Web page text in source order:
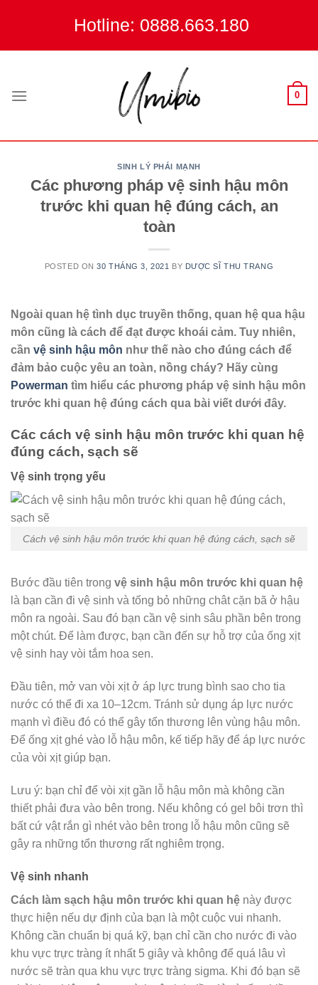
Hotline: 0888.663.180
0
SINH LÝ PHÁI MẠNH
Các phương pháp vệ sinh hậu môn
trước khi quan hệ đúng cách, an
toàn
POSTED ON30 THÁNG 3, 2021 BY DƯỢC SĨ THU TRANG
Ngoài quan hệ tình dục truyền thống, quan hệ qua hậu
môn cũng là cách để đạt được khoái cảm. Tuy nhiên,
cần vệ sinh hậu môn như thế nào cho đúng cách để
đảm bảo cuộc yêu an toàn, nồng cháy? Hãy cùng
Powerman tìm hiểu các phương pháp vệ sinh hậu môn
trước khi quan hệ đúng cách qua bài viết dưới đây.
Các cách vệ sinh hậu môn trước khi quan hệ
đúng cách, sạch sẽ
Vệ sinh trọng yếu
Cách vệ sinh hậu môn trước khi quan hệ đúng cách, sạch sẽ
Bước đầu tiên trong vệ sinh hậu môn trước khi quan hệ
là bạn cần đi vệ sinh và tống bỏ những chât cặn bã ở hậu
môn ra ngoài. Sau đó bạn cần vệ sinh sâu phần bên trong
một chút. Để làm được, bạn cần đến sự hỗ trợ của ống xịt
vệ sinh hay vòi tắm hoa sen.
Đầu tiên, mở van vòi xịt ở áp lực trung bình sao cho tia
nước có thể đi xa 10–12cm. Tránh sử dụng áp lực nước
mạnh vì điều đó có thể gây tổn thương lên vùng hậu môn.
Để ống xịt ghé vào lỗ hậu môn, kế tiếp hãy để áp lực nước
của vòi xịt giúp bạn.
Lưu ý: bạn chỉ để vòi xịt gần lỗ hậu môn mà không cần
thiết phải đưa vào bên trong. Nếu không có gel bôi trơn thì
bất cứ vật rắn gì nhét vào bên trong lỗ hậu môn cũng sẽ
gây ra những tổn thương rất nghiêm trọng.
Vệ sinh nhanh
Cách làm sạch hậu môn trước khi quan hệ này được
thực hiện nếu dự định của bạn là một cuộc vui nhanh.
Không cần chuẩn bị quá kỹ, bạn chỉ cần cho nước đi vào
khu vực trực tràng ít nhất 5 giây và không để quá lâu vì
nước sẽ tràn qua khu vực trực tràng sigma. Khi đó bạn sẽ